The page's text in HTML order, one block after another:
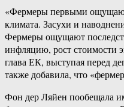
«Фермеры первыми
климата. Засухи и
Фермеры ощущают
инфляцию, рост стоимости
глава ЕК, выступая перед
также добавила, что
Фон дер Ляйен пообещала